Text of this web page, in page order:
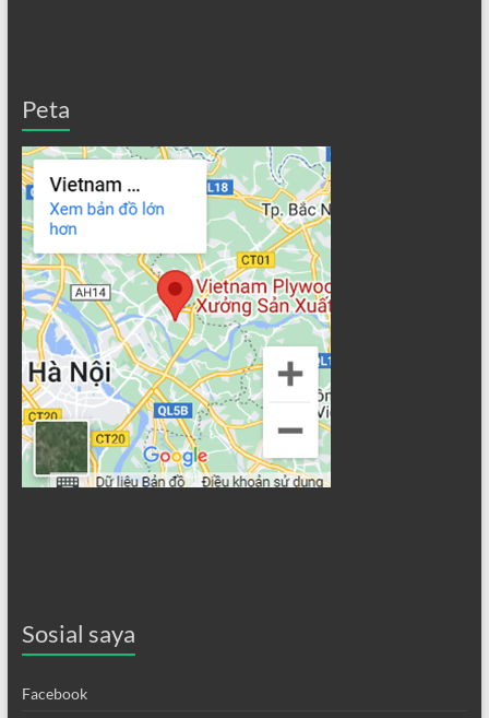
Peta
Sosial saya
Facebook